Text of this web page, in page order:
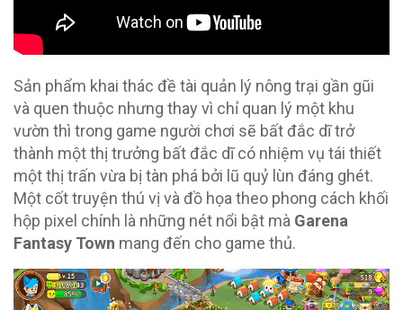
Sản phẩm khai thác đề tài quản lý nông trại gần gũi
và quen thuộc nhưng thay vì chỉ quan lý một khu
vườn thì trong game người chơi sẽ bất đắc dĩ trở
thành một thị trưởng bất đắc dĩ có nhiệm vụ tái thiết
một thị trấn vừa bị tàn phá bởi lũ quỷ lùn đáng ghét.
Một cốt truyện thú vị và đồ họa theo phong cách khối
hộp pixel chính là những nét nổi bật mà Garena
Fantasy Town mang đến cho game thủ.